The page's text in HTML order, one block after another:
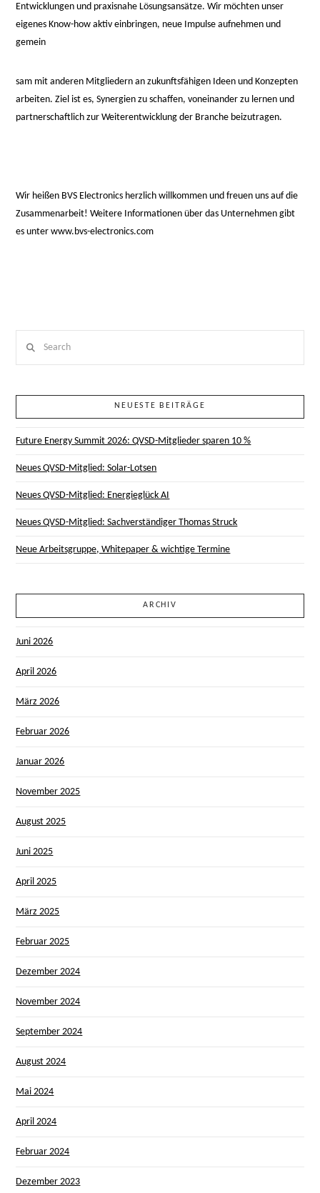
Entwicklungen und praxisnahe Lösungsansätze. Wir möchten unser
eigenes Know-how aktiv einbringen, neue Impulse aufnehmen und
gemein
osteopathe-
nyon-
cabinet-
sam mit anderen Mitgliedern an zukunftsfähigen Ideen und Konzepten
arbeiten. Ziel ist es, Synergien zu schaffen, voneinander zu lernen und
partnerschaftlich zur Weiterentwicklung der Branche beizutragen.
Wir heißen BVS Electronics herzlich willkommen und freuen uns auf die
Zusammenarbeit! Weitere Informationen über das Unternehmen gibt
es unterwww.bvs-electronics.com
NEUESTE BEITRÄGE
Future Energy Summit 2026: QVSD-Mitglieder sparen 10 %
Neues QVSD-Mitglied: Solar-Lotsen
Neues QVSD-Mitglied: Energieglück AI
Neues QVSD-Mitglied: Sachverständiger Thomas Struck
Neue Arbeitsgruppe, Whitepaper & wichtige Termine
ARCHIV
Juni 2026
April 2026
März 2026
Februar 2026
Januar 2026
November 2025
August 2025
Juni 2025
April 2025
März 2025
Februar 2025
Dezember 2024
November 2024
September 2024
August 2024
Mai 2024
April 2024
Februar 2024
Dezember 2023